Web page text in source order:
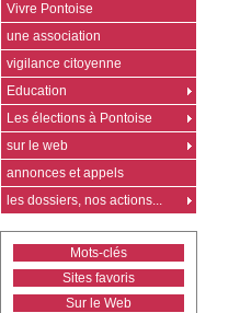
Vivre Pontoise
une association
vigilance citoyenne
Education
Les élections à Pontoise
sur le web
annonces et appels
les dossiers, nos actions...
Mots-clés
Sites favoris
Sur le Web